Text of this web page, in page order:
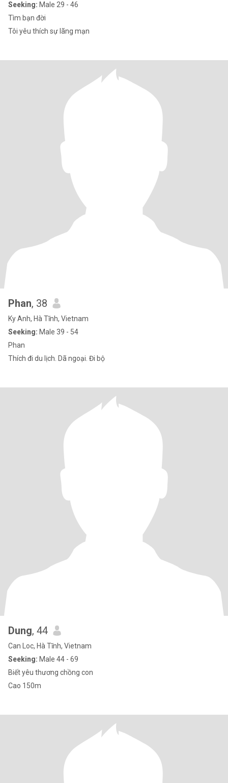
Seeking: Male 29 - 46
Tìm bạn đời
Tôi yêu thích sự lãng mạn
Phan, 38
Ky Anh, Hà Tĩnh, Vietnam
Seeking: Male 39 - 54
Phan
Thích đi du lịch. Dã ngoại. Đi bộ
Dung, 44
Can Loc, Hà Tĩnh, Vietnam
Seeking: Male 44 - 69
Biết yêu thương chồng con
Cao 150m